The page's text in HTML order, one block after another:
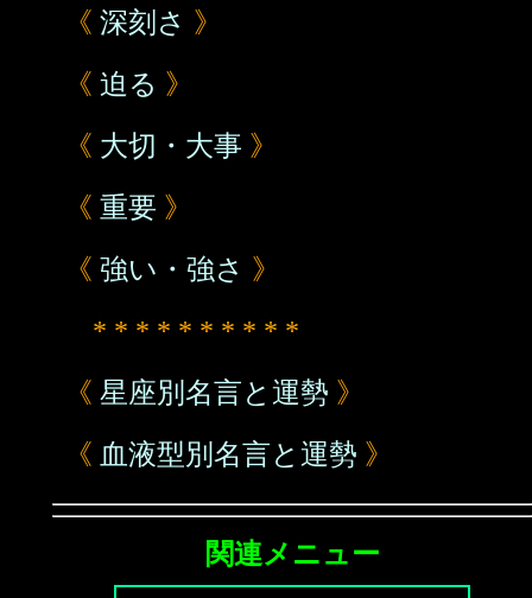
《 深刻さ 》
《 迫る 》
《 大切・大事 》
《 重要 》
《 強い・強さ 》
* * * * * * * * * *
《 星座別名言と運勢 》
《 血液型別名言と運勢 》
関連メニュー